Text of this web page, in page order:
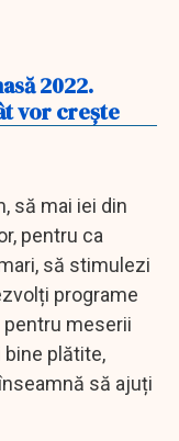
2022.
vor creşte
să mai iei din
pentru ca
să stimulezi
programe
meserii
plătite,
să ajuți